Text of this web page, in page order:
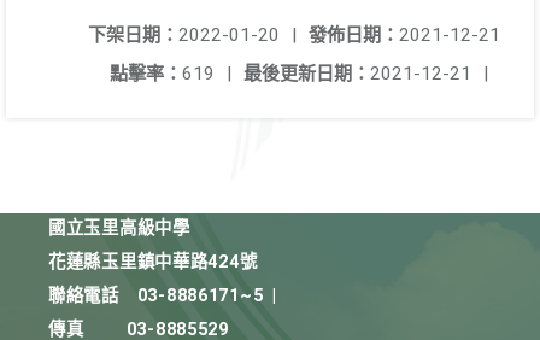
發佈日期： 2021-12-21
下架日期： 2022-01-20
|
最後更新日期： 2021-12-21 |
點擊率： 619 |
國立玉里高級中學
花蓮縣玉里鎮中華路424號
聯絡電話
03-8886171~5
傳真
03-8885529